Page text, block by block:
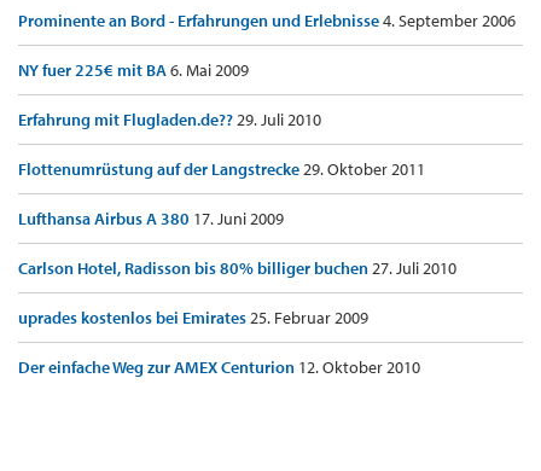
Prominente an Bord - Erfahrungen und Erlebnisse4. September 2006
NY fuer 225€ mit BA6. Mai 2009
Erfahrung mit Flugladen.de??29. Juli 2010
Flottenumrüstung auf der Langstrecke29. Oktober 2011
Lufthansa Airbus A 380 17. Juni 2009
Carlson Hotel, Radisson bis 80% billiger buchen27. Juli 2010
uprades kostenlos bei Emirates25. Februar 2009
Der einfache Weg zur AMEX Centurion 12. Oktober 2010